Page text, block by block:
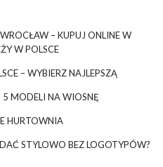
– KUPUJ ONLINE W
W POLSCE
– WYBIERZ NAJLEPSZĄ
5 MODELI NA WIOSNĘ
HURTOWNIA
STYLOWO BEZ LOGOTYPÓW?